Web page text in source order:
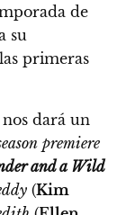
de
su
primeras
nos dará un
premiere
and a Wild
(Kim